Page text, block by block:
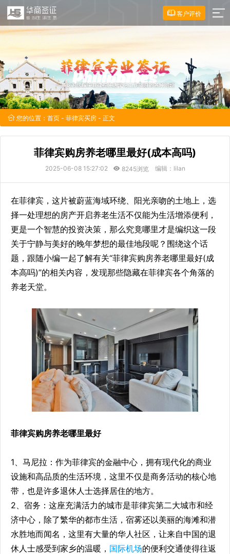
客户评价
您的位置： 首页 - 菲律宾买房 - 正文
菲律宾购房养老哪里最好(成本高吗)
2025-06-08 15:27:02 8245浏览 编辑：lilan
在菲律宾，这片被蔚蓝海域环绕、阳光亲吻的土地上，选
择一处理想的房产开启养老生活不仅能为生活增添便利，
更是一个智慧的投资决策，那么究竟哪里才是编织这一段
关于宁静与美好的晚年梦想的最佳地段呢？围绕这个话
题，跟随小编一起了解有关“菲律宾购房养老哪里最好(成
本高吗)”的相关内容，发现那些隐藏在菲律宾各个角落的
养老天堂。
菲律宾购房养老哪里最好
1、马尼拉：作为菲律宾的金融中心，拥有现代化的商业
设施和高品质的生活环境，这里不仅是商务活动的核心地
带，也是许多退休人士选择居住的地方。
2、宿务：这座充满活力的城市是菲律宾第二大城市和经
济中心，除了繁华的都市生活，宿雾还以美丽的海滩和潜
水胜地而闻名，这里有大量的华人社区，让来自中国的退
休人士感受到家乡的温暖， 国际机场的便利交通使得往返